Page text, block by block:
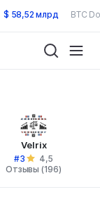
$ 58,52 млрд BTC
Velrix
#3
4,5
Отзывы (196)